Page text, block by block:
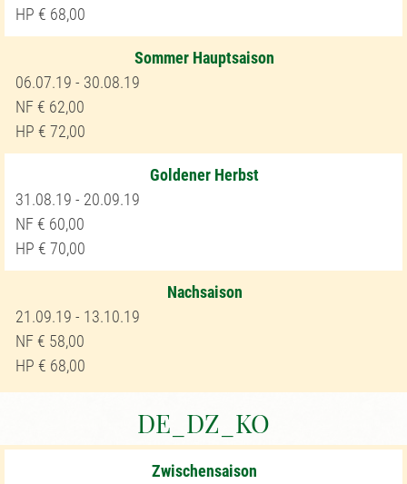
68,00
Sommer Hauptsaison
06.07.19 - 30.08.19
62,00
72,00
Goldener Herbst
31.08.19 - 20.09.19
60,00
70,00
Nachsaison
21.09.19 - 13.10.19
58,00
68,00
DE_DZ_KO
Zwischensaison